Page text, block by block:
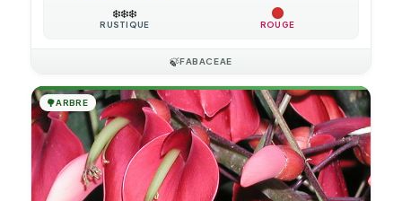
❄️❄️❄️
RUSTIQUE ROUGE
🍃FABACEAE
🌳ARBRE